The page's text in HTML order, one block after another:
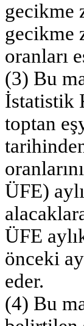
gecikme
gecikme
oranları
(3) Bu
İstatistik
toptan
ÜFE)
ÜFE
önceki
eder.
(4) Bu